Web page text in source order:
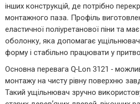
інших конструкцій, де потрібно
монтажного паза. Профіль
еластичної поліуретанової піни та
оболонку, яка допомагає
форму і стабільно працювати у
Основна перевага Q-Lon 3121 -
монтажу на чисту рівну поверхню
Такий ущільнювач зручно